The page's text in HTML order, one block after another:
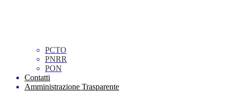
PCTO
PNRR
PON
Contatti
Amministrazione Trasparente